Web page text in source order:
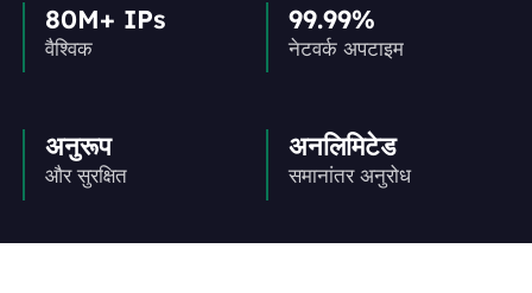
80M+ IPs
वैश्विक
99.99%
नेटवर्क अपटाइम
अनुरूप
और सुरक्षित
अनलिमिटेड
समानांतर अनुरोध